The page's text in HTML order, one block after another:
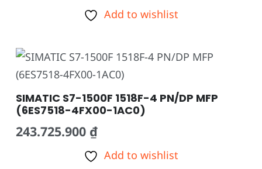
Add to wishlist
SIMATIC S7-1500F 1518F-4 PN/DP MFP
(6ES7518-4FX00-1AC0)
243.725.900 ₫
Add to wishlist